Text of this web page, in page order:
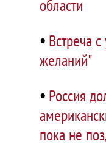
области
• Встреча
желаний"
• Россия
пока не